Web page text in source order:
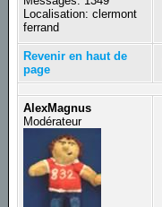
Localisation: clermont
ferrand
Revenir en haut de
page
AlexMagnus
Modérateur